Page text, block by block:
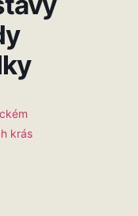
krás